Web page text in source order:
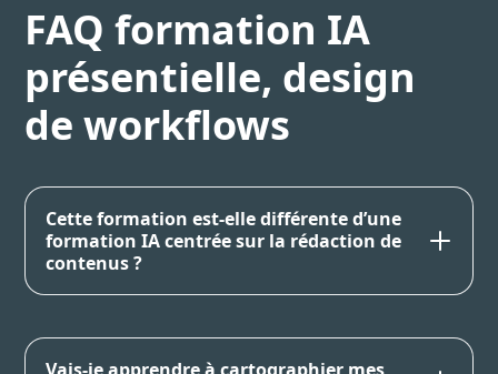
FAQ formation IA
présentielle, design
de workflows
Cette formation est-elle différente d’une
formation IA centrée sur la rédaction de
contenus ?